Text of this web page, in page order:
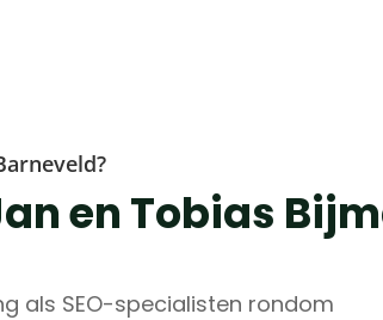
en Tobias
als SEO-specialisten rondom